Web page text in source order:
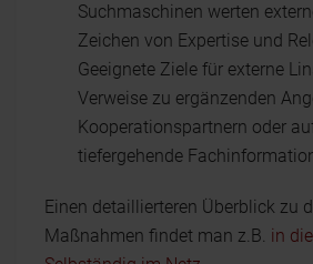
Suchmaschinen werten
Zeichen von Expertise und
Geeignete Ziele für externe
Verweise zu ergänzenden
Kooperationspartnern oder
tiefergehende
Einen detaillierteren Überblick zu
Maßnahmen findet man z.B. in